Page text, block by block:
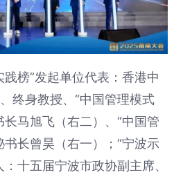
榜”发起单位代表：香港中
终身教授、“中国管理模式
马旭飞（右二）、“中国管
长曾昊（右一）；“宁波示
十五届宁波市政协副主席、